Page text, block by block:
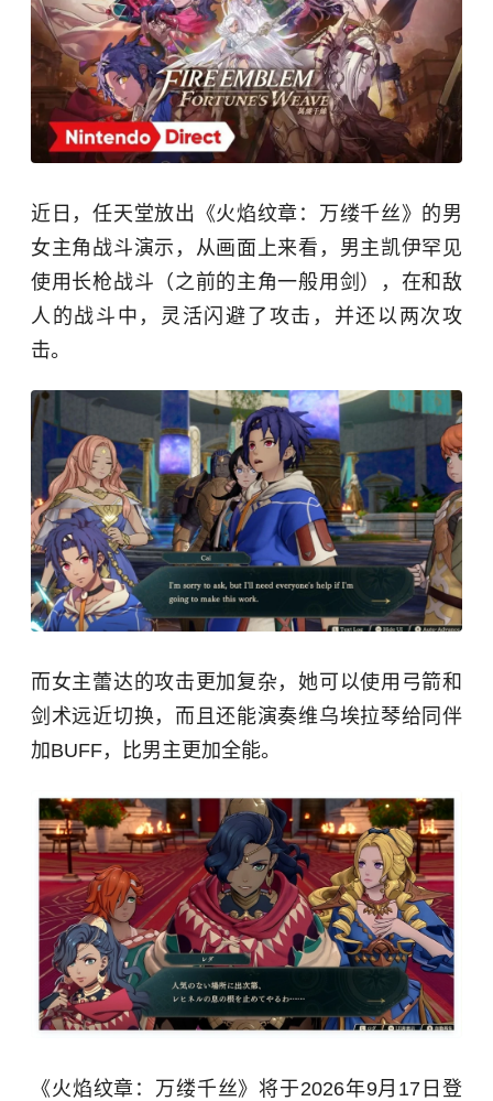
近日，任天堂放出《火焰纹章：万缕千丝》的男
女主角战斗演示，从画面上来看，男主凯伊罕见
使用长枪战斗（之前的主角一般用剑），在和敌
人的战斗中，灵活闪避了攻击，并还以两次攻
击。
而女主蕾达的攻击更加复杂，她可以使用弓箭和
剑术远近切换，而且还能演奏维乌埃拉琴给同伴
加BUFF，比男主更加全能。
《火焰纹章：万缕千丝》将于2026年9月17日登